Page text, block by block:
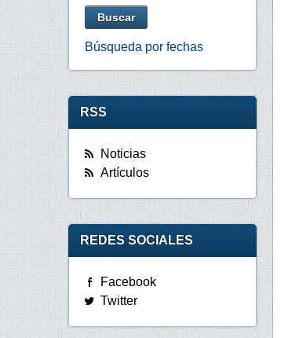
Búsqueda por fechas
RSS
Noticias
Artículos
REDES SOCIALES
Facebook
Twitter